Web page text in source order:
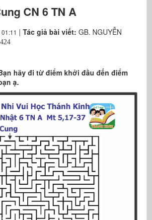
CN 6 TN A
| Tác giả bài viết: GB. NGUYỄN
hãy đi từ điểm khởi đầu đến điểm
ạ.